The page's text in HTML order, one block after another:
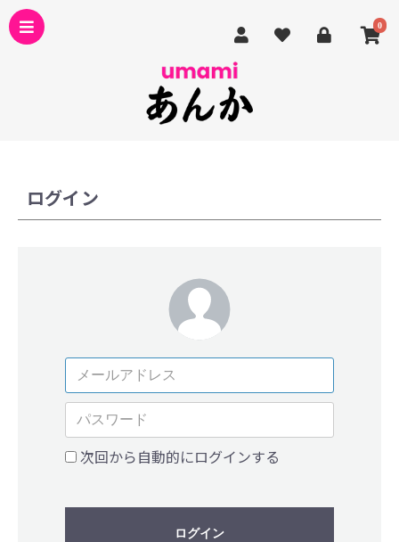
0
ログイン
次回から自動的にログインする
ログイン